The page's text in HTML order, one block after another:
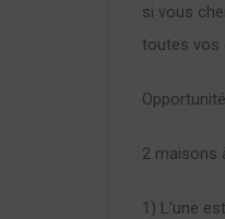
si vous
toutes vos
2 maisons
1) L'une